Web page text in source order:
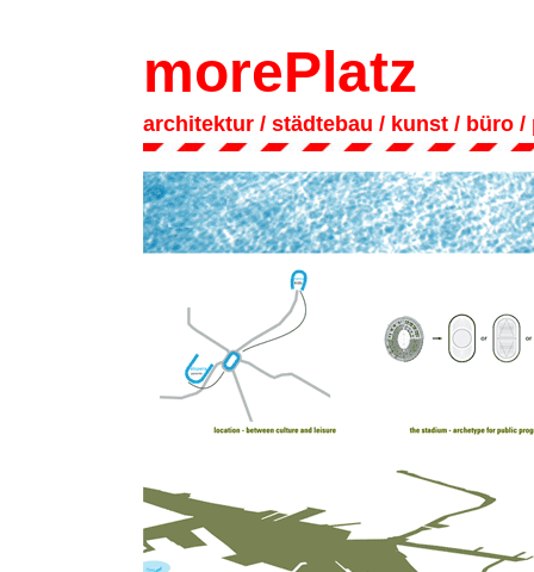
morePlatz
architektur / städtebau / kunst / büro /